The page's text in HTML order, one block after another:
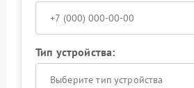
Тип устройства:
Выберите тип устройства